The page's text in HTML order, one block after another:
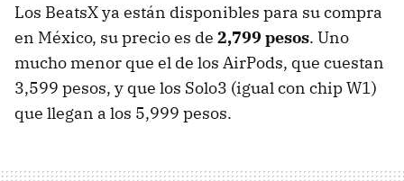
Los BeatsX ya están disponibles para su compra
en México, su precio es de 2,799 pesos. Uno
mucho menor que el de los AirPods, que cuestan
3,599 pesos, y que los Solo3 (igual con chip W1)
que llegan a los 5,999 pesos.